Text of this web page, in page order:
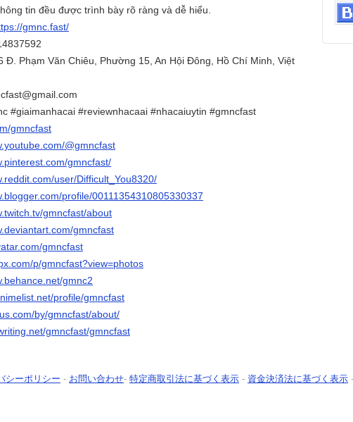
tin đều được trình bày rõ ràng và dễ hiểu.
gmnc.fast/
Đ. Phạm Văn Chiêu, Phường 15, An Hội Đông, Hồ Chí Minh, Việt
#giaimanhacai #reviewnhacaai #nhacaiuytin #gmncfast
gmncfast
@gmncfast
gmncfast/
user/Difficult_You8320/
profile/00111354310805330337
gmncfast/about
gmncfast
gmncfast
p/gmncfast?view=photos
gmnc2
profile/gmncfast
by/gmncfast/about/
gmncfast/gmncfast
シーポリシー - お問い合わせ- 特定商取引法に基づく表示 - 資金決済法に基づく表示 -